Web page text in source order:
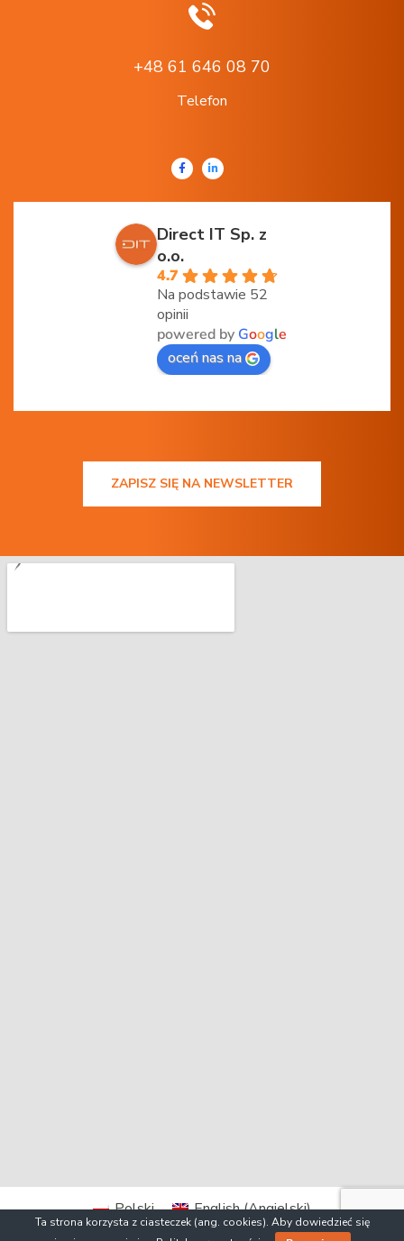
+48 61 646 08 70
Telefon
Direct IT Sp. z
o.o.
4.7
Na podstawie 52
opinii
powered by Google
oceń nas na
ZAPISZ SIĘ NA NEWSLETTER
Ta strona korzysta z ciasteczek (ang. cookies). Aby dowiedzieć się
Polski English(Angielski)